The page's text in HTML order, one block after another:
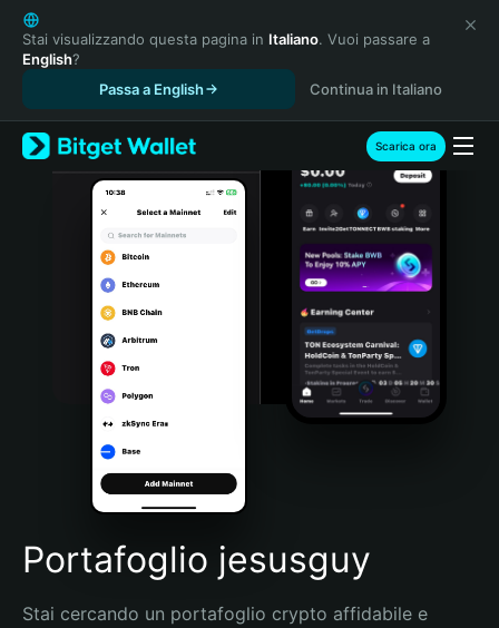
English
日本語
Tiếng Việt
Español (Latinoamérica)
Türkçe
Italiano
Português (Portugal)
Bahasa Indonesia
Português (Brasil)
Español (Argentina)
Stai visualizzando questa pagina in Italiano. Vuoi passare a
English?
Passa a English
Continua in Italiano
Scarica ora
Portafoglio jesusguy
Stai cercando un portafoglio crypto affidabile e